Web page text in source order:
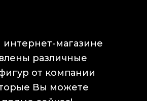
магазине
различные
от компании
Вы можете